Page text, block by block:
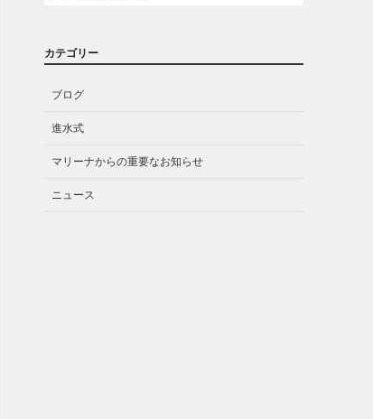
カテゴリー
ブログ
進水式
マリーナからの重要なお知らせ
ニュース